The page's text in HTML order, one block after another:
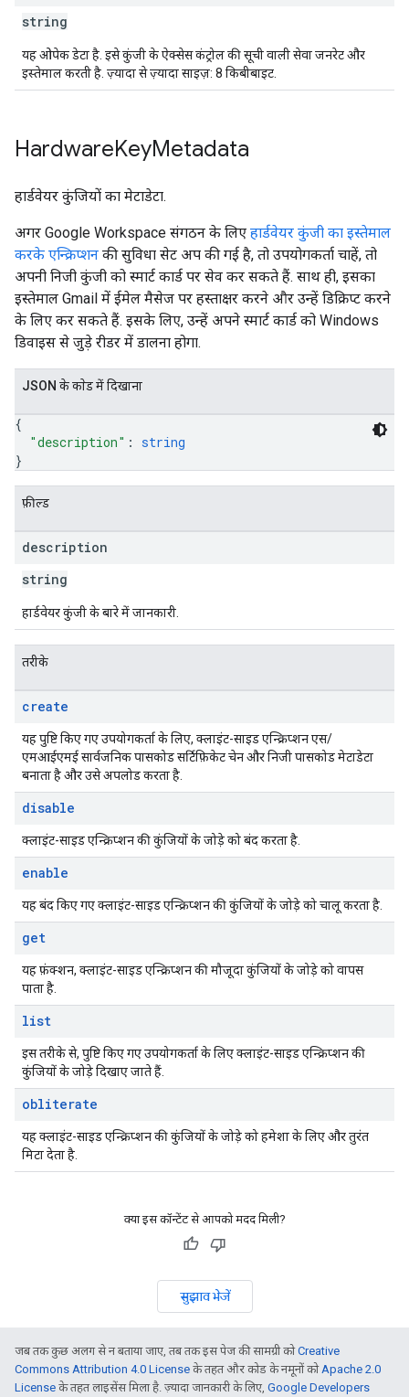
string
यह ओपेक डेटा है. इसे कुंजी के ऐक्सेस कंट्रोल की सूची वाली सेवा जनरेट और
इस्तेमाल करती है. ज़्यादा से ज़्यादा साइज़: 8 किबीबाइट.
HardwareKeyMetadata
हार्डवेयर कुंजियों का मेटाडेटा.
अगर Google Workspace संगठन के लिए हार्डवेयर कुंजी का इस्तेमाल
करके एन्क्रिप्शन की सुविधा सेट अप की गई है, तो उपयोगकर्ता चाहें, तो
अपनी निजी कुंजी को स्मार्ट कार्ड पर सेव कर सकते हैं. साथ ही, इसका
इस्तेमाल Gmail में ईमेल मैसेज पर हस्ताक्षर करने और उन्हें डिक्रिप्ट करने
के लिए कर सकते हैं. इसके लिए, उन्हें अपने स्मार्ट कार्ड को Windows
डिवाइस से जुड़े रीडर में डालना होगा.
JSON के काेड में दिखाना
{
"description" : string
}
फ़ील्ड
description
string
हार्डवेयर कुंजी के बारे में जानकारी.
तरीके
create
यह पुष्टि किए गए उपयोगकर्ता के लिए, क्लाइंट-साइड एन्क्रिप्शन एस/
एमआईएमई सार्वजनिक पासकोड सर्टिफ़िकेट चेन और निजी पासकोड मेटाडेटा
बनाता है और उसे अपलोड करता है.
disable
क्लाइंट-साइड एन्क्रिप्शन की कुंजियों के जोड़े को बंद करता है.
enable
यह बंद किए गए क्लाइंट-साइड एन्क्रिप्शन की कुंजियों के जोड़े को चालू करता है.
get
यह फ़ंक्शन, क्लाइंट-साइड एन्क्रिप्शन की मौजूदा कुंजियों के जोड़े को वापस
पाता है.
list
इस तरीके से, पुष्टि किए गए उपयोगकर्ता के लिए क्लाइंट-साइड एन्क्रिप्शन की
कुंजियों के जोड़े दिखाए जाते हैं.
obliterate
यह क्लाइंट-साइड एन्क्रिप्शन की कुंजियों के जोड़े को हमेशा के लिए और तुरंत
मिटा देता है.
क्या इस कॉन्टेंट से आपको मदद मिली?
सुझाव भेजें
जब तक कुछ अलग से न बताया जाए, तब तक इस पेज की सामग्री कोCreative
Commons Attribution 4.0 License के तहत और कोड के नमूनों कोApache 2.0
License के तहत लाइसेंस मिला है. ज़्यादा जानकारी के लिए, Google Developers